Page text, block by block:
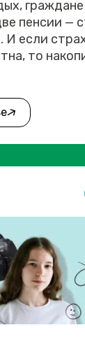
граждане
пенсии —
И если
то